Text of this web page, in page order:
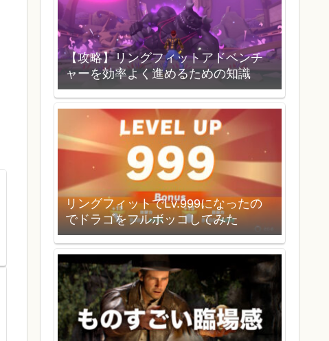
【攻略】リングフィットアドベンチ
ャーを効率よく進めるための知識
リングフィットでLv.999になったの
でドラゴをフルボッコしてみた